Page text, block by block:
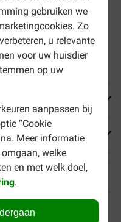
gebruiken we
Zo
u relevante
voor uw huisdier
op uw
aanpassen bij
“Cookie
Meer informatie
welke
en met welk doel,
.
te breken
Veilig betalen